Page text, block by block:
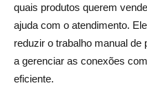
quais produtos querem
ajuda com o atendimento.
reduzir o trabalho manual de
a gerenciar as conexões
eficiente.